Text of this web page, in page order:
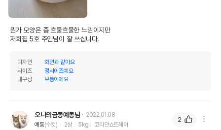
뭔가 모양은 좀 흐물흐물한 느낌이지만
저희집 5호 주인님이 잘 쓰십니다.
디자인
화면과 같아요
사이즈
정사이즈예요
내구성
보통이에요
오나의금동예동님
2022.01.08
예동(수컷) 2살 5kg 코리안쇼트헤어
2